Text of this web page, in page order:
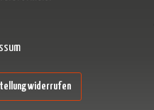
Tab (externer Link)
widerrufen